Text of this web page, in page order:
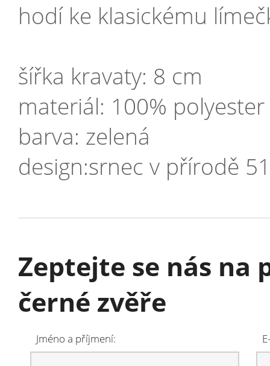
hodí ke klasickému
šířka kravaty: 8 cm
materiál: 100% polyester
barva: zelená
design:srnec v přírodě
Zeptejte se nás na
černé zvěře
Jméno a příjmení: